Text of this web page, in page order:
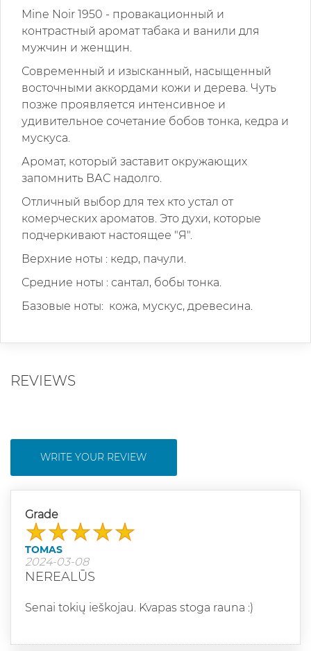
Mine Noir 1950 - провакационный и
контрастный аромат табака и ванили для
мужчин и женщин.
Современный и изысканный, насыщенный
восточными аккордами кожи и дерева. Чуть
позже проявляется интенсивное и
удивительное сочетание бобов тонка, кедра и
мускуса.
Аромат, который заставит окружающих
запомнить ВАС надолго.
Отличный выбор для тех кто устал от
комерческих ароматов. Это духи, которые
подчеркивают настоящее "Я".
Верхние ноты : кедр, пачули.
Средние ноты : сантал, бобы тонка.
Базовые ноты: кожа, мускус, древесина.
REVIEWS
WRITE YOUR REVIEW
Grade
TOMAS
2024-03-08
NEREALŪS
Senai tokių ieškojau. Kvapas stoga rauna :)